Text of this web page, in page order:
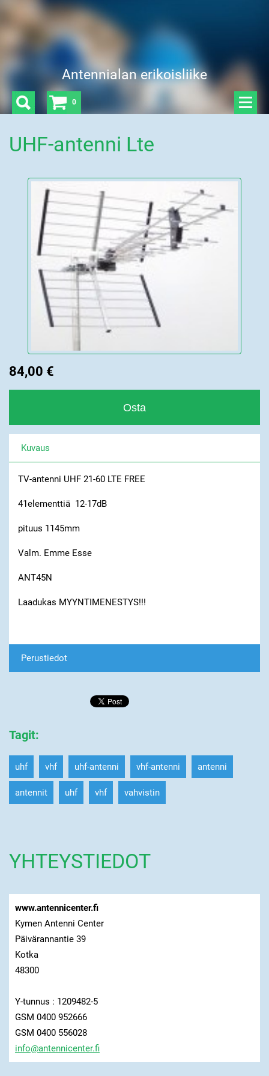
Antennialan erikoisliike
UHF-antenni Lte
84,00 €
Kuvaus
TV-antenni UHF 21-60 LTE FREE
41elementtiä 12-17dB
pituus 1145mm
Valm. Emme Esse
ANT45N
Laadukas MYYNTIMENESTYS!!!
Perustiedot
Tagit:
uhf vhf uhf-antenni vhf-antenni antenni
antennit uhf vhf vahvistin
YHTEYSTIEDOT
www.antennicenter.fi
Kymen Antenni Center
Päivärannantie 39
Kotka
48300
Y-tunnus : 1209482-5
GSM 0400 952666
GSM 0400 556028
info@antennicenter.fi
0